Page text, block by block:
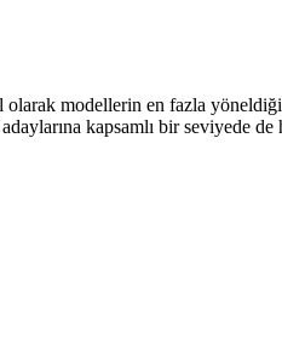
modellerin en fazla
kapsamlı bir seviyede